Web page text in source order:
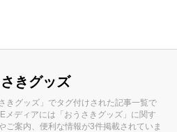
きグッズ
さきグッズ」でタグ付けされた記事一覧で
メディアには「おうさきグッズ」に関す
ご案内、便利な情報が3件掲載されていま